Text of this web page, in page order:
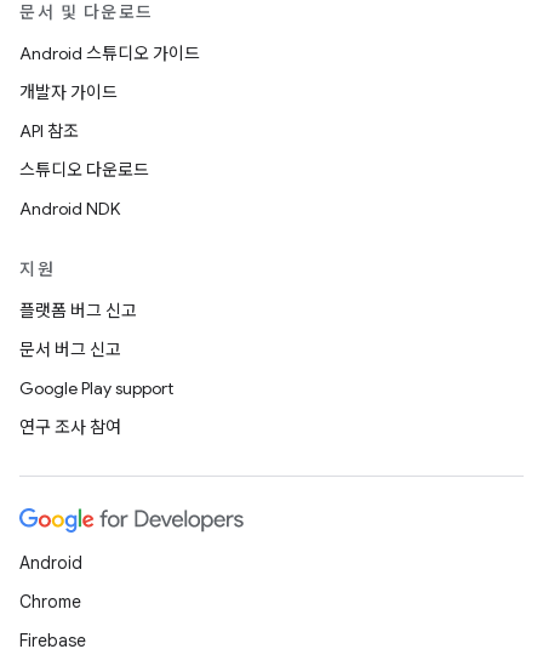
문서 및 다운로드
Android 스튜디오 가이드
개발자 가이드
API 참조
스튜디오 다운로드
Android NDK
지원
플랫폼 버그 신고
문서 버그 신고
Google Play support
연구 조사 참여
Android
Chrome
Firebase